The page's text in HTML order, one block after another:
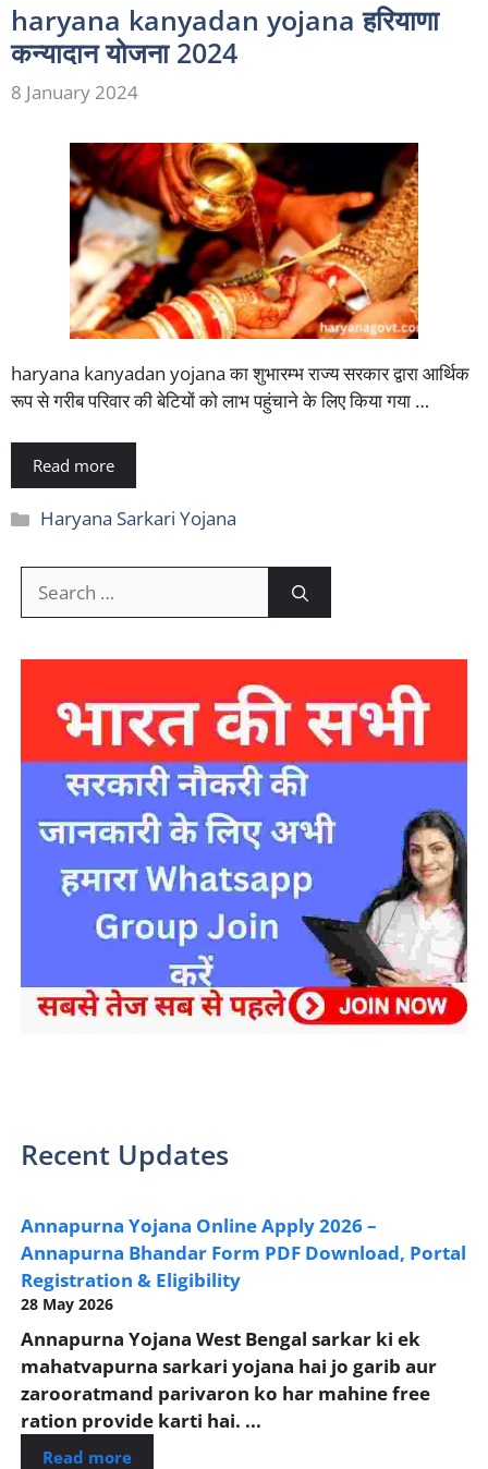
haryana kanyadan yojana हरियाणा
कन्यादान योजना 2024
8 January 2024
haryana kanyadan yojana का शुभारम्भ राज्य सरकार द्वारा आर्थिक
रूप से गरीब परिवार की बेटियों को लाभ पहुंचाने के लिए किया गया …
Read more
Categories
Haryana Sarkari Yojana
for:
Recent Updates
Annapurna Yojana Online Apply 2026 –
Annapurna Bhandar Form PDF Download, Portal
Registration & Eligibility
28 May 2026
Annapurna Yojana West Bengal sarkar ki ek
mahatvapurna sarkari yojana hai jo garib aur
zarooratmand parivaron ko har mahine free
ration provide karti hai. ...
Read more